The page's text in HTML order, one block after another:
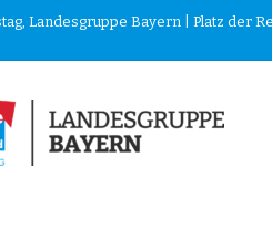
Landesgruppe Bayern | Platz der